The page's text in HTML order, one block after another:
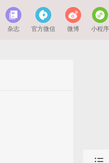
杂志 官方微信 微博 小程序